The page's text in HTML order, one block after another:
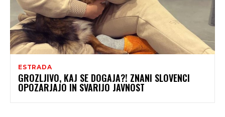
ESTRADA
GROZLJIVO, KAJ SE DOGAJA?! ZNANI SLOVENCI
OPOZARJAJO IN SVARIJO JAVNOST